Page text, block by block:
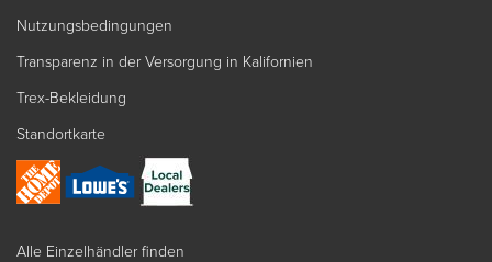
Nutzungsbedingungen
Transparenz in der Versorgung in Kalifornien
Trex-Bekleidung
Standortkarte
Alle Einzelhändler finden